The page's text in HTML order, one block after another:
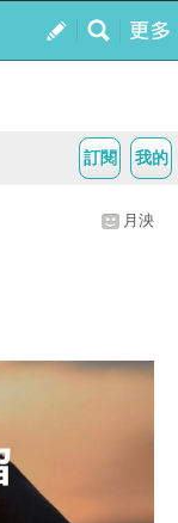
我的
訂閱
月泱